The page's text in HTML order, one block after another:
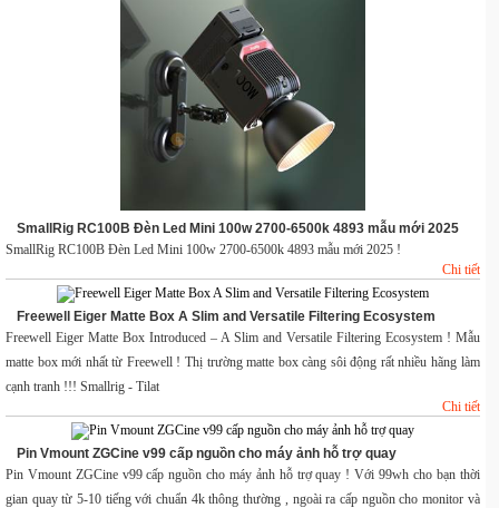
SmallRig RC100B Đèn Led Mini 100w 2700-6500k 4893 mẫu mới 2025
SmallRig RC100B Đèn Led Mini 100w 2700-6500k 4893 mẫu mới 2025 !
Chi tiết
Freewell Eiger Matte Box A Slim and Versatile Filtering Ecosystem
Freewell Eiger Matte Box Introduced – A Slim and Versatile Filtering Ecosystem ! Mẫu
matte box mới nhất từ Freewell ! Thị trường matte box càng sôi động rất nhiều hãng làm
cạnh tranh !!! Smallrig - Tilat
Chi tiết
Pin Vmount ZGCine v99 cấp nguồn cho máy ảnh hỗ trợ quay
Pin Vmount ZGCine v99 cấp nguồn cho máy ảnh hỗ trợ quay ! Với 99wh cho bạn thời
gian quay từ 5-10 tiếng với chuẩn 4k thông thường , ngoài ra cấp nguồn cho monitor và